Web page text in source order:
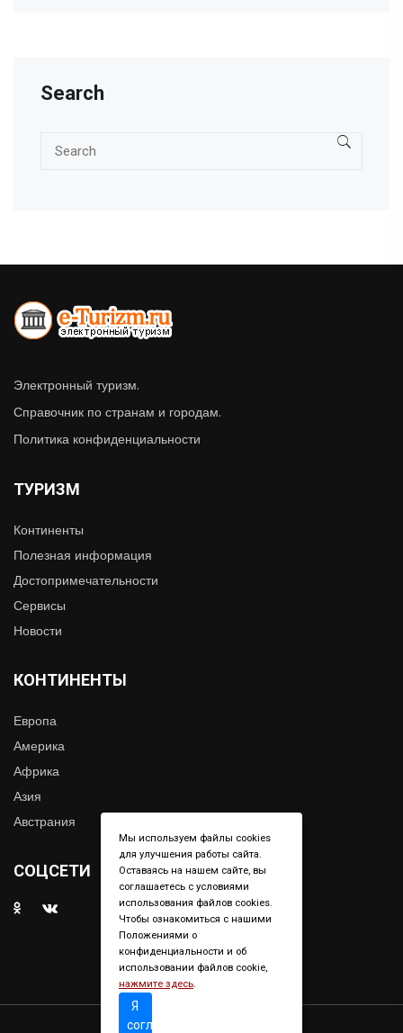
Search
Электронный туризм.
Справочник по странам и городам.
Политика конфиденциальности
ТУРИЗМ
Континенты
Полезная информация
Достопримечательности
Сервисы
Новости
КОНТИНЕНТЫ
Европа
Америка
Африка
Азия
Австрания
СОЦСЕТИ
Copyright © 2019. All right reserved
Мы используем файлы cookies
для улучшения работы сайта.
Оставаясь на нашем сайте, вы
соглашаетесь с условиями
использования файлов cookies.
Чтобы ознакомиться с нашими
Положениями о
конфиденциальности и об
использовании файлов cookie,
нажмите здесь.
Я
согласен